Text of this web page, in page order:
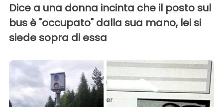
Dice a una donna incinta che il posto sul
bus è "occupato" dalla sua mano, lei si
siede sopra di essa